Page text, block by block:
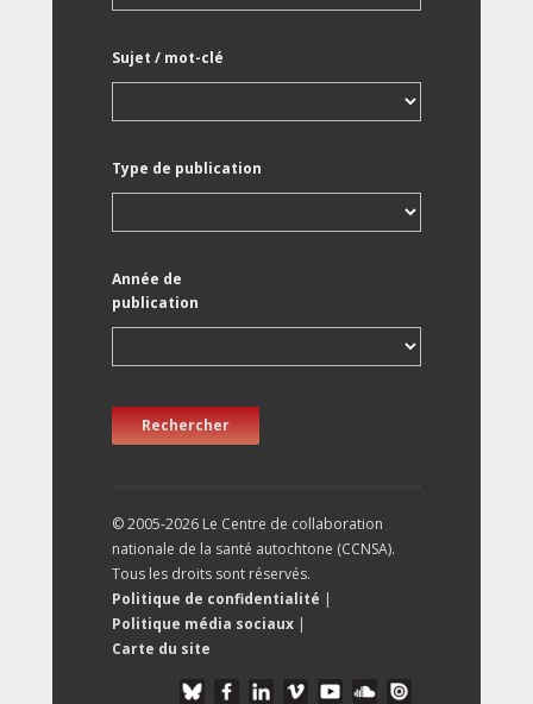
Sujet / mot-clé
Type de publication
Année de
publication
Rechercher
© 2005-2026 Le Centre de collaboration
nationale de la santé autochtone (CCNSA).
Tous les droits sont réservés.
Politique de confidentialité |
Politique média sociaux |
Carte du site